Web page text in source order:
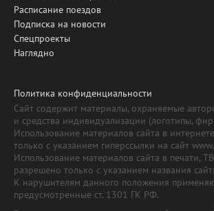
Расписание поездов
Подписка на новости
Спецпроекты
Наглядно
Политика конфиденциальности
Сайт содержит материалы, охраняемые
и средства индивидуализации (логотипы,
Использование материалов сайта в
только с указанием гиперссылки на сайт
Использование материалов сайта в печати,
разрешено только с указанием названия
К нарушителям данного положения
предусмотренные ст. 1301 ГК РФ.